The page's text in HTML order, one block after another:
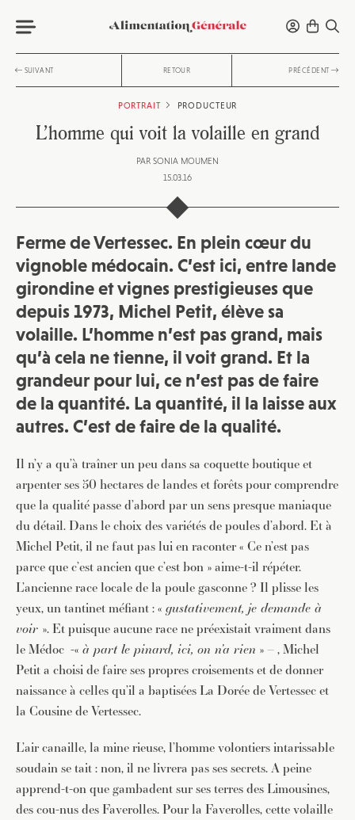
SUIVANT RETOUR PRÉCÉDENT
PORTRAIT PRODUCTEUR
L’homme qui voit la volaille en grand
PAR SONIA MOUMEN
15.03.16
Ferme de Vertessec. En plein cœur du
vignoble médocain. C’est ici, entre lande
girondine et vignes prestigieuses que
depuis 1973, Michel Petit, élève sa
volaille. L’homme n’est pas grand, mais
qu’à cela ne tienne, il voit grand. Et la
grandeur pour lui, ce n’est pas de faire
de la quantité. La quantité, il la laisse aux
autres. C’est de faire de la qualité.
Il n’y a qu’à traîner un peu dans sa coquette boutique et
arpenter ses 50 hectares de landes et forêts pour comprendre
que la qualité passe d’abord par un sens presque maniaque
du détail. Dans le choix des variétés de poules d’abord. Et à
Michel Petit, il ne faut pas lui en raconter « Ce n’est pas
parce que c’est ancien que c’est bon » aime-t-il répéter.
L’ancienne race locale de la poule gasconne ? Il plisse les
yeux, un tantinet méfiant : « gustativement, je demande à
voir ». Et puisque aucune race ne préexistait vraiment dans
le Médoc -« à part le pinard, ici, on n’a rien » – , Michel
Petit a choisi de faire ses propres croisements et de donner
naissance à celles qu’il a baptisées La Dorée de Vertessec et
la Cousine de Vertessec.
L’air canaille, la mine rieuse, l’homme volontiers intarissable
soudain se tait : non, il ne livrera pas ses secrets. A peine
apprend-t-on que gambadent sur ses terres des Limousines,
des cou-nus des Faverolles. Pour la Faverolles, cette volaille